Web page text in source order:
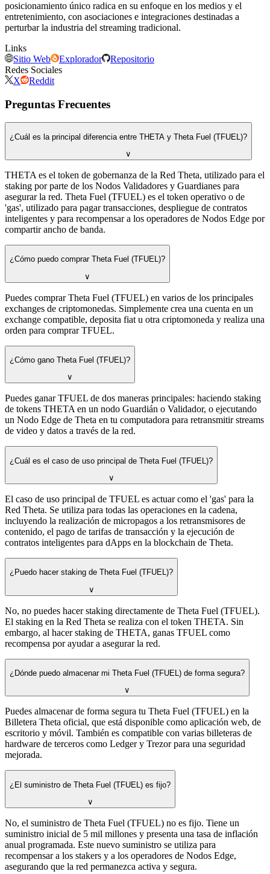
posicionamiento único radica en su enfoque en los medios y el
entretenimiento, con asociaciones e integraciones destinadas a
perturbar la industria del streaming tradicional.
Links
Sitio Web
Explorador
Repositorio
Redes Sociales
X
Reddit
Preguntas Frecuentes
¿Cuál es la principal diferencia entre THETA y Theta Fuel (TFUEL)?
∨
THETA es el token de gobernanza de la Red Theta, utilizado para el
staking por parte de los Nodos Validadores y Guardianes para
asegurar la red. Theta Fuel (TFUEL) es el token operativo o de
'gas', utilizado para pagar transacciones, despliegue de contratos
inteligentes y para recompensar a los operadores de Nodos Edge por
compartir ancho de banda.
¿Cómo puedo comprar Theta Fuel (TFUEL)?
∨
Puedes comprar Theta Fuel (TFUEL) en varios de los principales
exchanges de criptomonedas. Simplemente crea una cuenta en un
exchange compatible, deposita fiat u otra criptomoneda y realiza una
orden para comprar TFUEL.
¿Cómo gano Theta Fuel (TFUEL)?
∨
Puedes ganar TFUEL de dos maneras principales: haciendo staking
de tokens THETA en un nodo Guardián o Validador, o ejecutando
un Nodo Edge de Theta en tu computadora para retransmitir streams
de video y datos a través de la red.
¿Cuál es el caso de uso principal de Theta Fuel (TFUEL)?
∨
El caso de uso principal de TFUEL es actuar como el 'gas' para la
Red Theta. Se utiliza para todas las operaciones en la cadena,
incluyendo la realización de micropagos a los retransmisores de
contenido, el pago de tarifas de transacción y la ejecución de
contratos inteligentes para dApps en la blockchain de Theta.
¿Puedo hacer staking de Theta Fuel (TFUEL)?
∨
No, no puedes hacer staking directamente de Theta Fuel (TFUEL).
El staking en la Red Theta se realiza con el token THETA. Sin
embargo, al hacer staking de THETA, ganas TFUEL como
recompensa por ayudar a asegurar la red.
¿Dónde puedo almacenar mi Theta Fuel (TFUEL) de forma segura?
∨
Puedes almacenar de forma segura tu Theta Fuel (TFUEL) en la
Billetera Theta oficial, que está disponible como aplicación web, de
escritorio y móvil. También es compatible con varias billeteras de
hardware de terceros como Ledger y Trezor para una seguridad
mejorada.
¿El suministro de Theta Fuel (TFUEL) es fijo?
∨
No, el suministro de Theta Fuel (TFUEL) no es fijo. Tiene un
suministro inicial de 5 mil millones y presenta una tasa de inflación
anual programada. Este nuevo suministro se utiliza para
recompensar a los stakers y a los operadores de Nodos Edge,
asegurando que la red permanezca activa y segura.